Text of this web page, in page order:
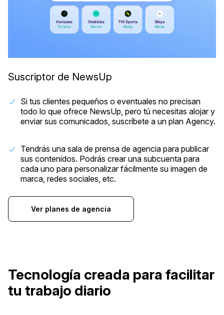
Suscriptor de NewsUp
Si tus clientes pequeños o eventuales no precisan
todo lo que ofrece NewsUp, pero tú necesitas alojar y
enviar sus comunicados, suscríbete a un plan Agency.
Tendrás una sala de prensa de agencia para publicar
sus contenidos. Podrás crear una subcuenta para
cada uno para personalizar fácilmente su imagen de
marca, redes sociales, etc.
Ver planes de agencia
Tecnología creada para facilitar
tu trabajo diario